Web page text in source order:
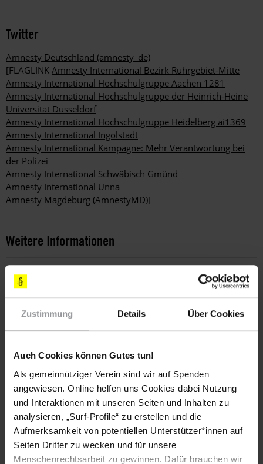
Zustimmung Details Über Cookies
Auch Cookies können Gutes tun!
Als gemeinnütziger Verein sind wir auf Spenden
angewiesen. Online helfen uns Cookies dabei Nutzung
und Interaktionen mit unseren Seiten und Inhalten zu
analysieren, „Surf-Profile“ zu erstellen und die
Aufmerksamkeit von potentiellen Unterstützer*innen auf
Seiten Dritter zu wecken und für unsere
Menschenrechtsarbeit zu gewinnen. Dafür brauchen wir
Twitter
Amnesty Deutschland (amnesty_de)
[FLAGLINK Amnesty International Bezirk Ruhrgebiet-Mitte
Amnesty International Hochschulgruppe Aachen 1281
Amnesty International Hochschulgruppe der Heinrich-Heine
Universität Düsseldorf
Amnesty International Hochschulgruppe Heidelberg ai1369
Amnesty International Ingolstadt
Amnesty International Kampagne: Mehr Verantwortung bei
der Polizei
Amnesty International Schwäbisch Gmünd
Amnesty International Unna
Amnesty Magdeburg (AmnestyMD)]
Weitere Informationen
Länder
Deutschland
Teile diesen Beitrag